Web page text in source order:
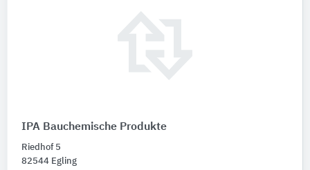
IPA Bauchemische Produkte
Riedhof 5
82544 Egling